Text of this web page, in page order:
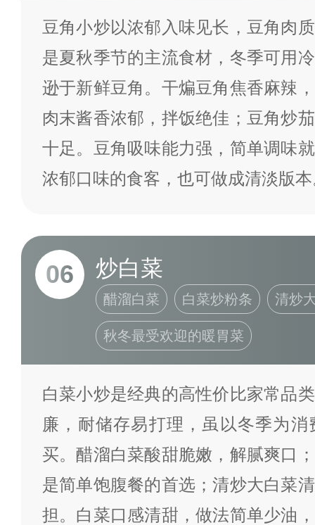
豆角小炒以浓郁入味见长，豆角肉
是夏秋季节的主流食材，冬季可用
逊于新鲜豆角。干煸豆角焦香麻辣
肉末酱香浓郁，拌饭绝佳；豆角炒
十足。豆角吸味能力强，简单调味
浓郁口味的食客，也可做成清淡版
06 炒白菜
醋溜白菜 白菜炒粉条 清炒
秋冬最受欢迎的暖胃菜
白菜小炒是经典的高性价比家常品
廉，耐储存易打理，虽以冬季为
买。醋溜白菜酸甜脆嫩，解腻爽口
是简单饱腹餐的首选；清炒大白菜
担。白菜口感清甜，做法简单少油